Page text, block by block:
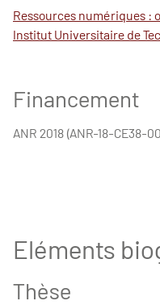
Ressources numériques :
Institut Universitaire de
Financement
ANR 2018 (ANR-18-CE38-
Eléments
Thèse